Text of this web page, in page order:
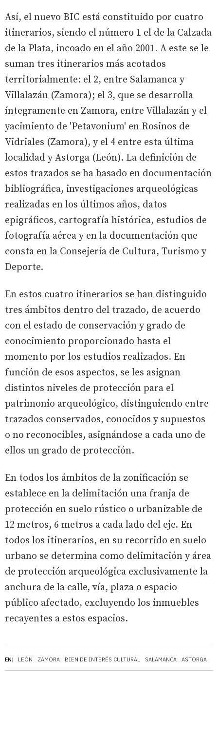
EN: LEÓN ZAMORA BIEN DE INTERÉS CULTURAL SALAMANCA ASTORGA
Así, el nuevo BIC está constituido por cuatro
itinerarios, siendo el número 1 el de la Calzada
de la Plata, incoado en el año 2001. A este se le
suman tres itinerarios más acotados
territorialmente: el 2, entre Salamanca y
Villalazán (Zamora); el 3, que se desarrolla
íntegramente en Zamora, entre Villalazán y el
yacimiento de 'Petavonium' en Rosinos de
Vidriales (Zamora), y el 4 entre esta última
localidad y Astorga (León). La definición de
estos trazados se ha basado en documentación
bibliográfica, investigaciones arqueológicas
realizadas en los últimos años, datos
epigráficos, cartografía histórica, estudios de
fotografía aérea y en la documentación que
consta en la Consejería de Cultura, Turismo y
Deporte.
En estos cuatro itinerarios se han distinguido
tres ámbitos dentro del trazado, de acuerdo
con el estado de conservación y grado de
conocimiento proporcionado hasta el
momento por los estudios realizados. En
función de esos aspectos, se les asignan
distintos niveles de protección para el
patrimonio arqueológico, distinguiendo entre
trazados conservados, conocidos y supuestos
o no reconocibles, asignándose a cada uno de
ellos un grado de protección.
En todos los ámbitos de la zonificación se
establece en la delimitación una franja de
protección en suelo rústico o urbanizable de
12 metros, 6 metros a cada lado del eje. En
todos los itinerarios, en su recorrido en suelo
urbano se determina como delimitación y área
de protección arqueológica exclusivamente la
anchura de la calle, vía, plaza o espacio
público afectado, excluyendo los inmuebles
recayentes a estos espacios.